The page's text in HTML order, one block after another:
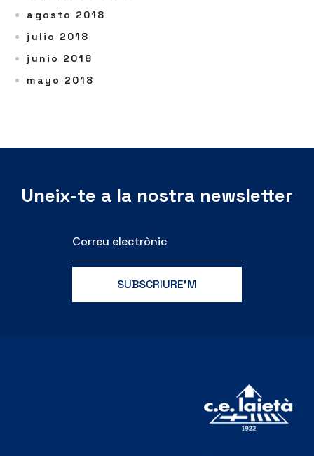
agosto 2018
julio 2018
junio 2018
mayo 2018
Uneix-te a la nostra newsletter